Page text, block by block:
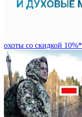
охоты со скидкой 10%*